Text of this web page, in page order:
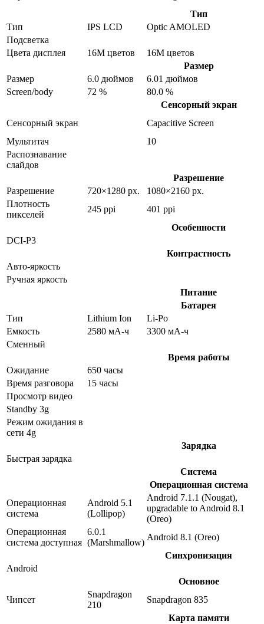
Тип
Тип
IPS LCD
Optic AMOLED
Подсветка
Цвета дисплея
16M цветов
16M цветов
Размер
Размер
6.0 дюймов
6.01 дюймов
Screen/body
72 %
80.0 %
Сенсорный экран
Сенсорный экран
Capacitive Screen
Мультитач
10
Распознавание
слайдов
Разрешение
Разрешение
720×1280 px.
1080×2160 px.
Плотность
пикселей
245 ppi
401 ppi
Особенности
DCI-P3
Контрастность
Авто-яркость
Ручная яркость
Питание
Батарея
Тип
Lithium Ion
Li-Po
Емкость
2580 мА-ч
3300 мА-ч
Сменный
Время работы
Ожидание
650 часы
Время разговора
15 часы
Просмотр видео
Standby 3g
Режим ожидания в
сети 4g
Зарядка
Быстрая зарядка
Система
Операционная система
Операционная
система
Android 5.1
(Lollipop)
Android 7.1.1 (Nougat),
upgradable to Android 8.1
(Oreo)
Операционная
система доступная
6.0.1
(Marshmallow)
Android 8.1 (Oreo)
Синхронизация
Android
Основное
Чипсет
Snapdragon
210
Snapdragon 835
Карта памяти